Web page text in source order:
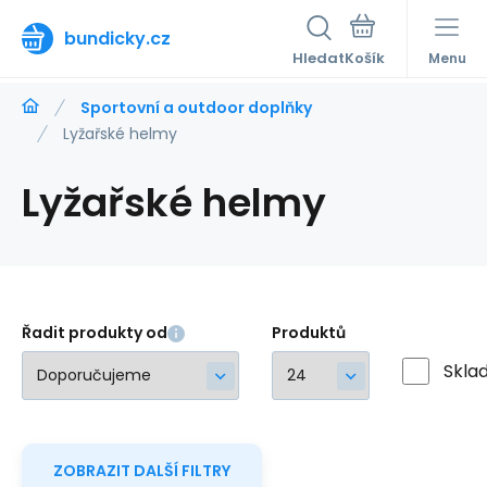
bundicky.cz
Hledat Menu
Sportovní a outdoor doplňky
Lyžařské helmy
Lyžařské helmy
Řadit produkty od Produktů
ZOBRAZIT DALŠÍ FILTRY